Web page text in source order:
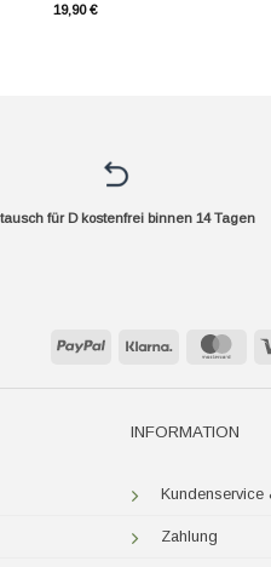
19,90€
für D kostenfrei binnen 14 Tagen
PayPal Klarna
INFORMATION
Kundenservice
Zahlung